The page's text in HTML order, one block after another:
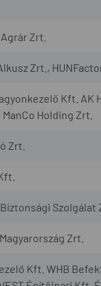
Zrt.
Zrt.,
Kft. AK
Holding Zrt.
Zrt.
Szolgálat
Zrt.
Kft. WHB